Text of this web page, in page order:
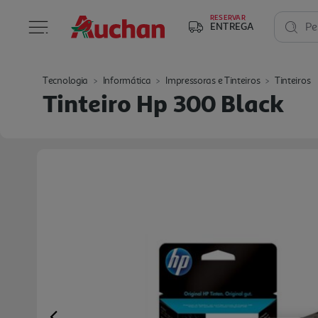
RESERVAR
ENTREGA
Tecnologia Informática Impressoras e Tinteiros Tinteiros
Tinteiro Hp 300 Black